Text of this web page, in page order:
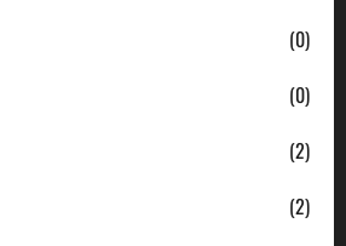
(0)
(0)
(2)
(2)